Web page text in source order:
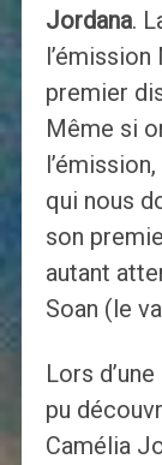
Jordana.
premier
Même si
qui nous
son
autant
Soan (le
Lors
pu
Camélia